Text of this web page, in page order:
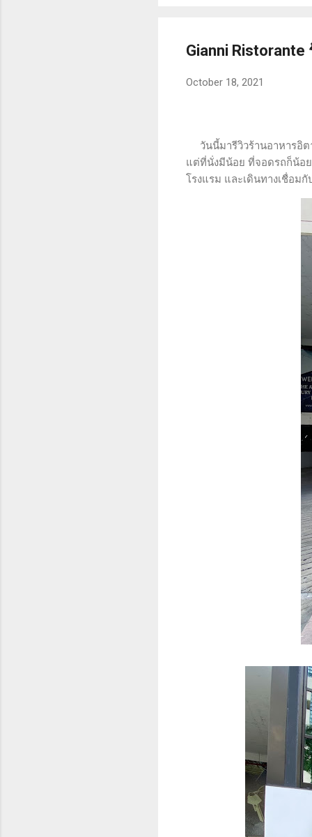
Gianni
October 18, 2021
วันนี้มารีวิวร้านอาหารอิต
แต่ที่นั่งมีน้อย ที่จอดรถก็น้อย
โรงแรม และเดินทางเชื่อม